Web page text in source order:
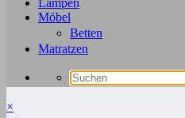
Lampen
Möbel
Betten
Matratzen
×